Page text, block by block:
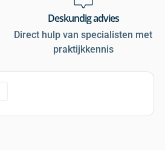
Deskundig advies
Direct hulp van specialisten met
praktijkkennis